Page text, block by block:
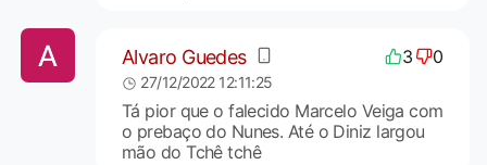
Alvaro Guedes 3 0
27/12/2022 12:11:25
Tá pior que o falecido Marcelo Veiga com
o prebaço do Nunes. Até o Diniz largou
mão do Tchê tchê